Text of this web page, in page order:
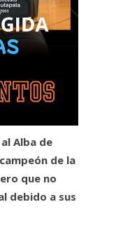
Alba de
de la
que no
debido a sus